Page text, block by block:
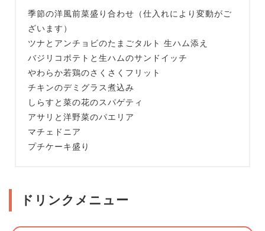
季節の洋風前菜盛り合わせ（仕入れにより変動がご
ざいます）
ツナとアンチョビのたまごタルト 生ハム添え
バジリコポテトと生ハムのサンドイッチ
やわらか若鶏のさくさくフリット
チキンのデミグラス煮込み
しらすと菜の花のスパゲティ
アサリと洋野菜のパエリア
マチェドニア
プチケーキ盛り
ドリンクメニュー